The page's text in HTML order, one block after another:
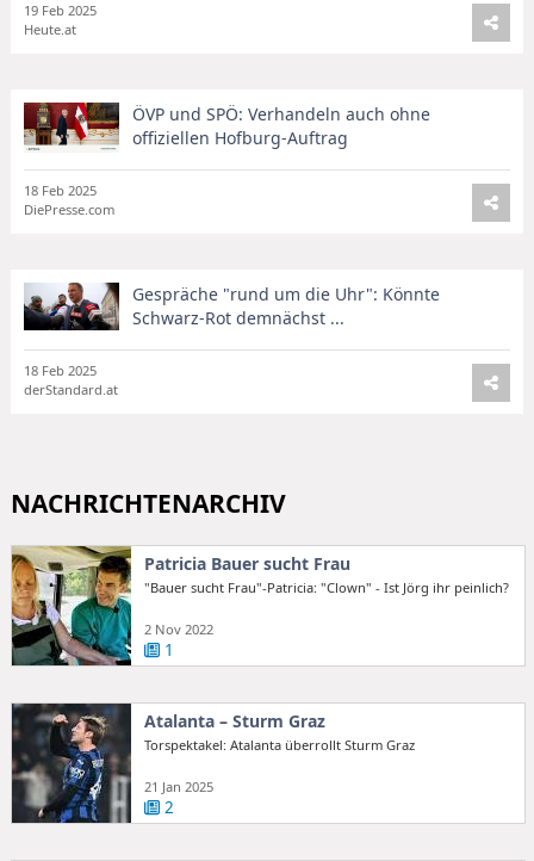
19 Feb 2025
Heute.at
ÖVP und SPÖ: Verhandeln auch ohne
offiziellen Hofburg-Auftrag
18 Feb 2025
DiePresse.com
Gespräche "rund um die Uhr": Könnte
Schwarz-Rot demnächst ...
18 Feb 2025
derStandard.at
NACHRICHTENARCHIV
Patricia Bauer sucht Frau
"Bauer sucht Frau"-Patricia: "Clown" - Ist Jörg ihr peinlich?
2 Nov 2022
1
Atalanta – Sturm Graz
Torspektakel: Atalanta überrollt Sturm Graz
21 Jan 2025
2